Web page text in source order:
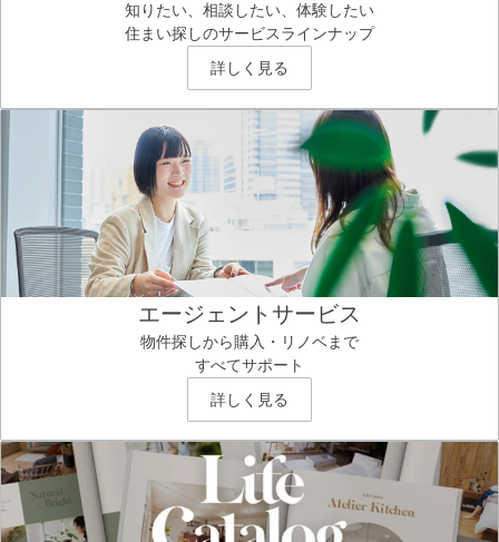
知りたい、相談したい、体験したい
住まい探しのサービスラインナップ
詳しく見る
エージェントサービス
物件探しから購入・リノベまで
すべてサポート
詳しく見る